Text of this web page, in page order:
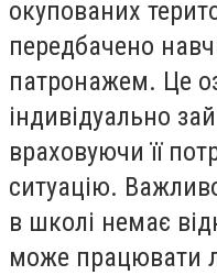
окупованих
передбачено
патронажем. Це
індивідуально
враховуючи її
ситуацію.
в школі немає
може працювати